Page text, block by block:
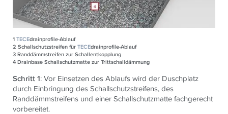
1TECEdrainprofile-Ablauf
2 Schallschutzstreifen fürTECEdrainprofile-Ablauf
3Randdämmstreifen zur Schallentkopplung
4Drainbase Schallschutzmatte zur Trittschalldämmung
Schritt 1: Vor Einsetzen des Ablaufs wird der Duschplatz
durch Einbringung des Schallschutzstreifens, des
Randdämmstreifens und einer Schallschutzmatte fachgerecht
vorbereitet.